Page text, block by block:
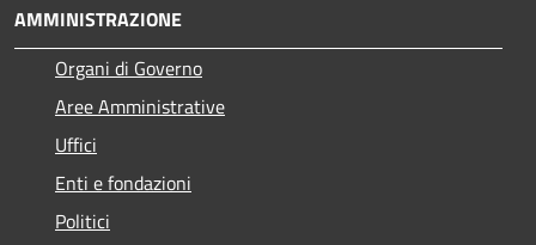
AMMINISTRAZIONE
Organi di Governo
Aree Amministrative
Uffici
Enti e fondazioni
Politici